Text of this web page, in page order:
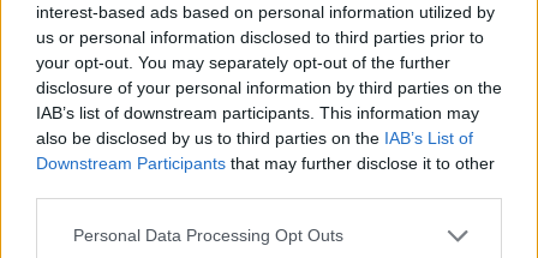
interest-based ads based on personal information utilized by
us or personal information disclosed to third parties prior to
your opt-out. You may separately opt-out of the further
disclosure of your personal information by third parties on the
IAB’s list of downstream participants. This information may
also be disclosed by us to third parties on the IAB’s List of
Downstream Participants that may further disclose it to other
Please note that this website/app uses one or more Google
Personal Data Processing Opt Outs
Alexander Raskatov: The Season's Digest
(Csajkovszkij: Évszakok c. műve alapján)
Weinberg: Sinfonietta No. 2, op. 74
Beethoven: II. (B-dúr) zongoraverseny, op.
19